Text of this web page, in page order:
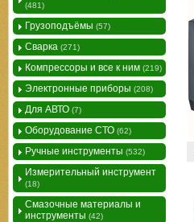
(481)
Грузоподъёмы (57)
Сварка (271)
Компрессоры и все к ним (219)
Электронные приборы (208)
Для АВТО (7)
Оборудование СТО (62)
Ручные инструменты (532)
Измерительный инструмент
(18)
Смазочные материалы и
инструменты (42)